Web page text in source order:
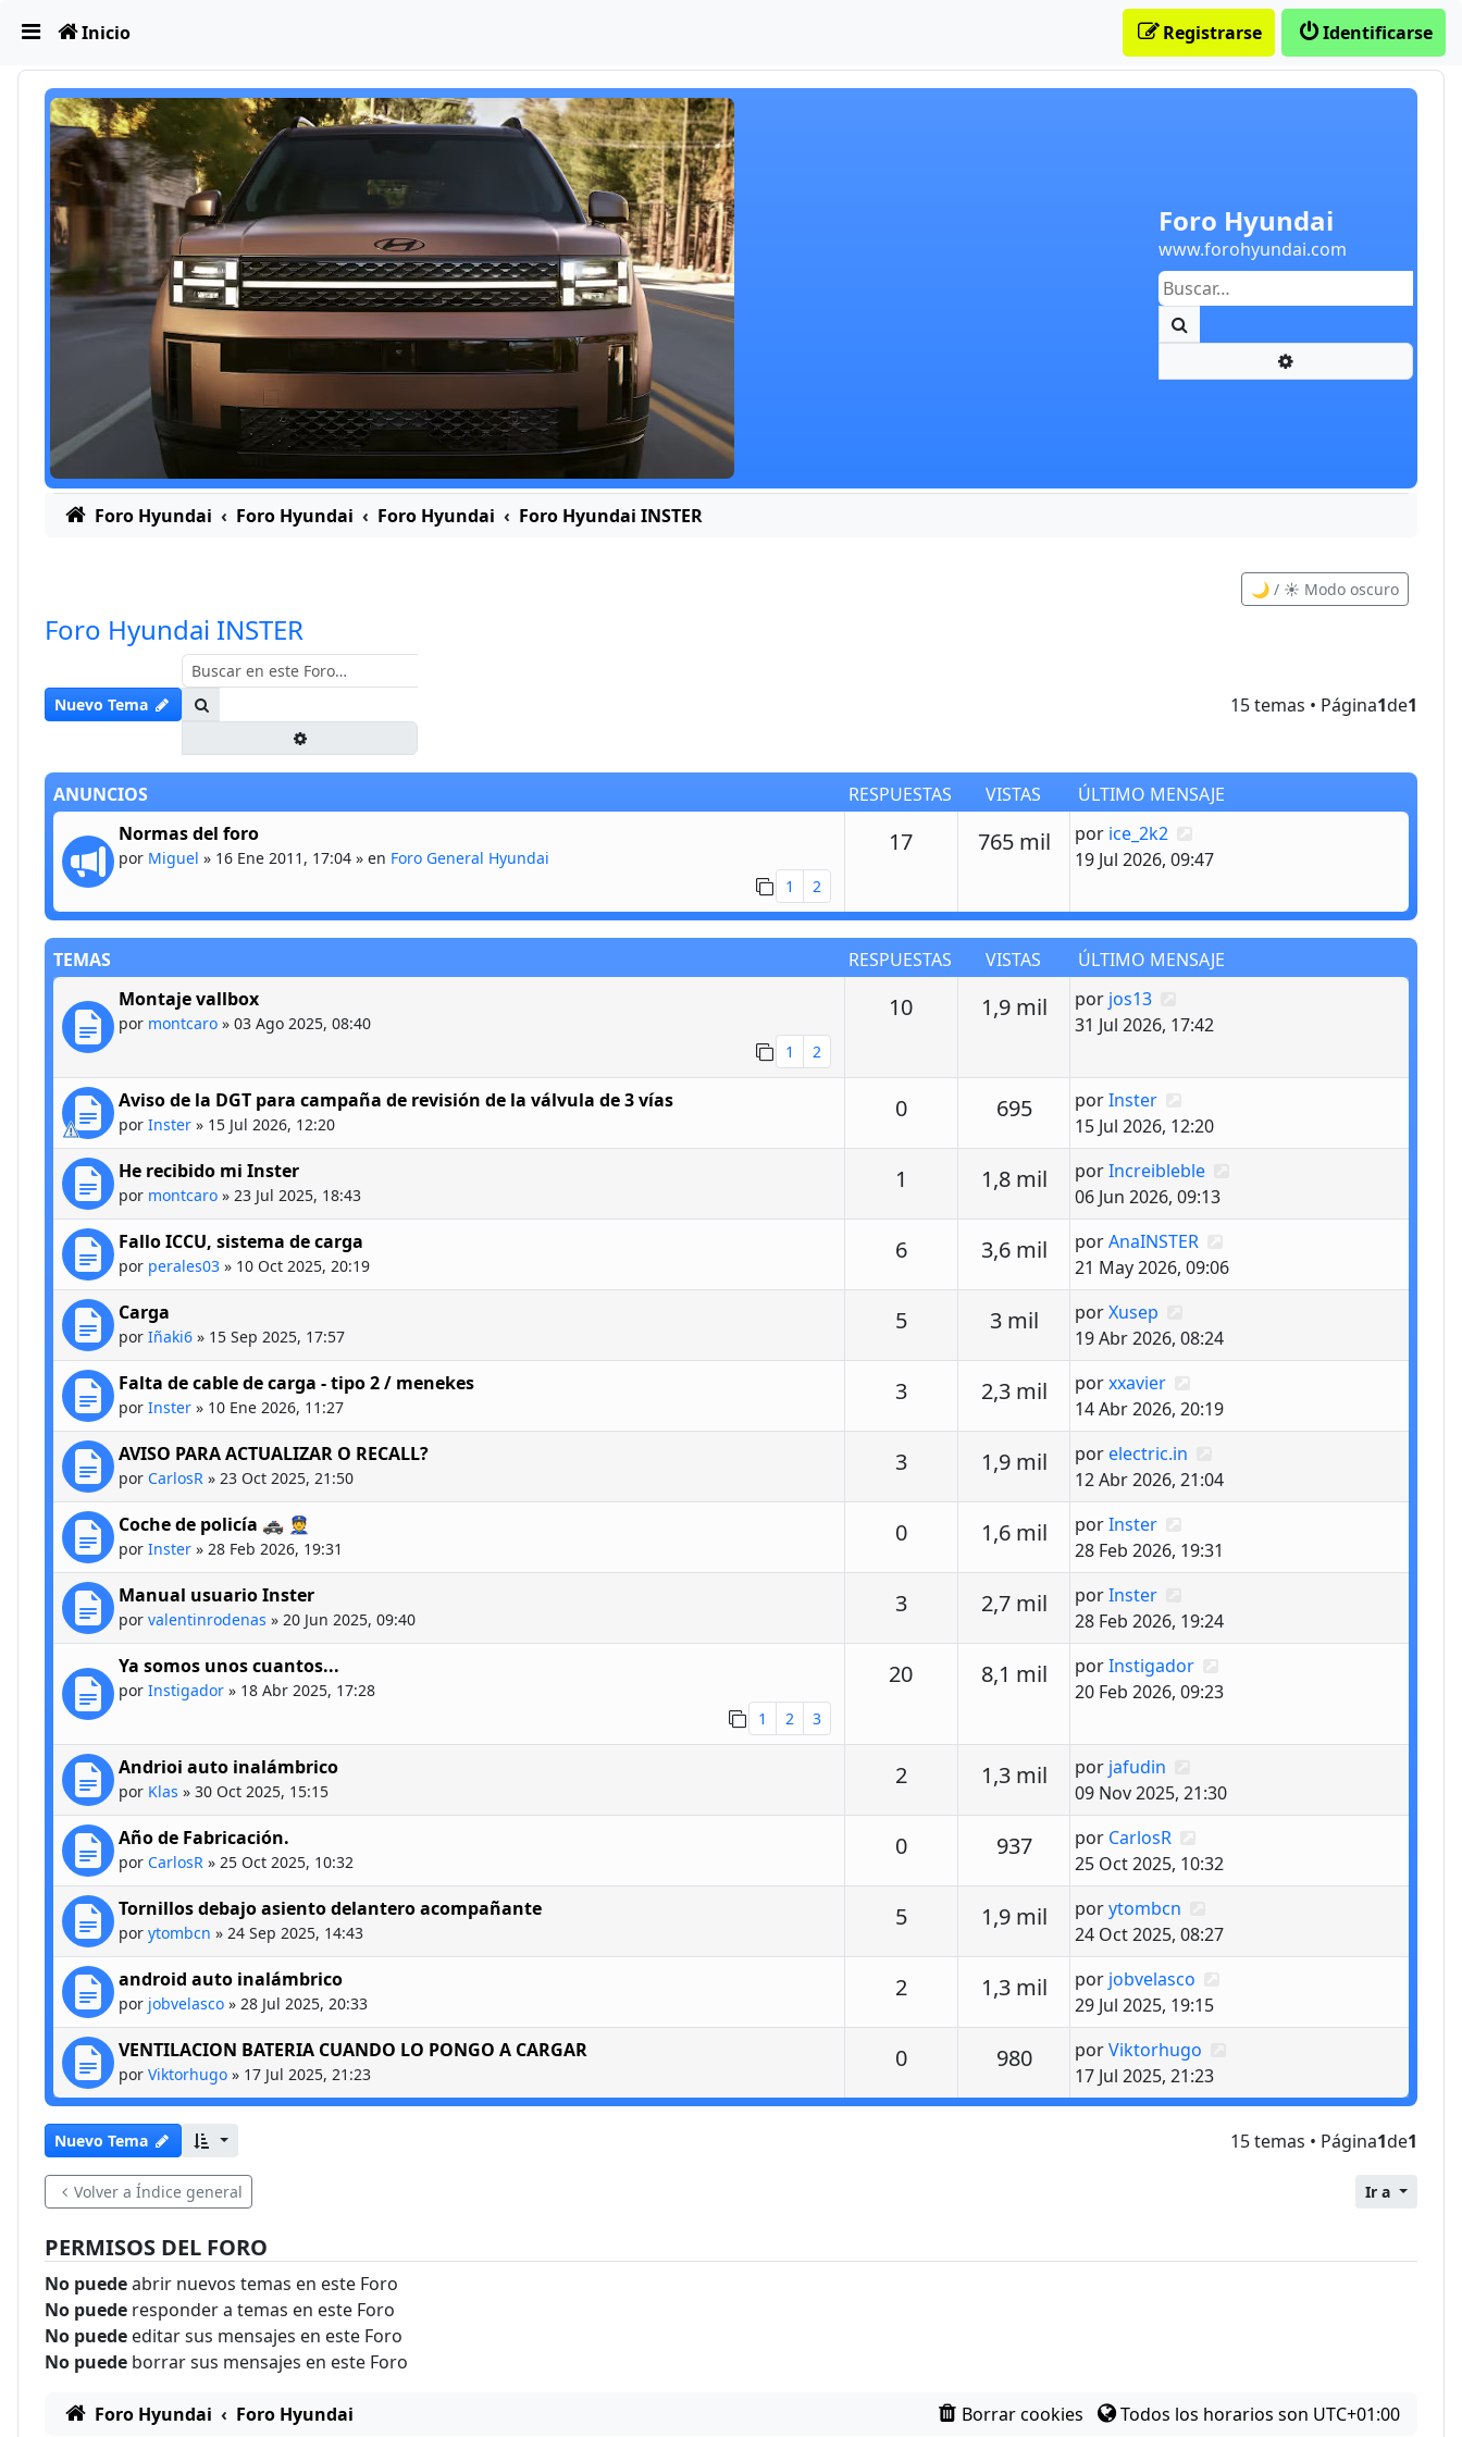
Obviar
Foro Hyundai
www.forohyundai.com
Inicio Identificarse
Registrarse
Foro Hyundai Foro Hyundai Foro Hyundai Foro Hyundai INSTER
🌙 / ☀️ Modo oscuro
Foro Hyundai INSTER
Nuevo Tema 15 temas • Página1de1
ANUNCIOS RESPUESTAS VISTAS
ÚLTIMO MENSAJE
Normas del foro
por Miguel » 16 Ene 2011, 17:04 » en Foro General Hyundai
1
2
17Respuestas
765 milVistasÚltimo mensaje
por ice_2k2
19 Jul 2026, 09:47
TEMAS RESPUESTAS VISTAS
ÚLTIMO MENSAJE
Montaje vallbox
por montcaro » 03 Ago 2025, 08:40
1
2
10Respuestas
1,9 milVistasÚltimo mensaje
por jos13
31 Jul 2026, 17:42
Aviso de la DGT para campaña de revisión de la válvula de 3 vías
por Inster » 15 Jul 2026, 12:20
0Respuestas
695VistasÚltimo mensaje
porInster
15 Jul 2026, 12:20
He recibido mi Inster
por montcaro » 23 Jul 2025, 18:43
1 Respuestas
1,8 milVistasÚltimo mensaje
porIncreibleble
06 Jun 2026, 09:13
Fallo ICCU, sistema de carga
por perales03 » 10 Oct 2025, 20:19
6Respuestas
3,6 milVistasÚltimo mensaje
porAnaINSTER
21 May 2026, 09:06
Carga
por Iñaki6 » 15 Sep 2025, 17:57
5Respuestas
3 milVistasÚltimo mensaje
porXusep
19 Abr 2026, 08:24
Falta de cable de carga - tipo 2 / menekes
por Inster » 10 Ene 2026, 11:27
3Respuestas
2,3 milVistasÚltimo mensaje
porxxavier
14 Abr 2026, 20:19
AVISO PARA ACTUALIZAR O RECALL?
por CarlosR » 23 Oct 2025, 21:50
3Respuestas
1,9 milVistasÚltimo mensaje
porelectric.in
12 Abr 2026, 21:04
Coche de policía 🚓 👮
por Inster » 28 Feb 2026, 19:31
0Respuestas
1,6 milVistasÚltimo mensaje
porInster
28 Feb 2026, 19:31
Manual usuario Inster
por valentinrodenas » 20 Jun 2025, 09:40
3Respuestas
2,7 milVistasÚltimo mensaje
porInster
28 Feb 2026, 19:24
Ya somos unos cuantos...
por Instigador » 18 Abr 2025, 17:28
1
2 3
20Respuestas
8,1 milVistasÚltimo mensaje
porInstigador
20 Feb 2026, 09:23
Andrioi auto inalámbrico
por Klas » 30 Oct 2025, 15:15
2Respuestas
1,3 milVistasÚltimo mensaje
por jafudin
09 Nov 2025, 21:30
Año de Fabricación.
por CarlosR » 25 Oct 2025, 10:32
0Respuestas
937VistasÚltimo mensaje
por CarlosR
25 Oct 2025, 10:32
Tornillos debajo asiento delantero acompañante
por ytombcn » 24 Sep 2025, 14:43
5Respuestas
1,9 milVistasÚltimo mensaje
porytombcn
24 Oct 2025, 08:27
android auto inalámbrico
por jobvelasco » 28 Jul 2025, 20:33
2Respuestas
1,3 milVistasÚltimo mensaje
por jobvelasco
29 Jul 2025, 19:15
VENTILACION BATERIA CUANDO LO PONGO A CARGAR
por Viktorhugo » 17 Jul 2025, 21:23
0Respuestas
980VistasÚltimo mensaje
porViktorhugo
17 Jul 2025, 21:23
Nuevo Tema 15 temas • Página1de1
Volver a Índice general Ir a
PERMISOS DEL FORO
No puedeabrir nuevos temas en este Foro
No puede responder a temas en este Foro
No puede editar sus mensajes en este Foro
No puede borrar sus mensajes en este Foro
Foro Hyundai Foro Hyundai Borrar cookies Todos los horarios son UTC+01:00